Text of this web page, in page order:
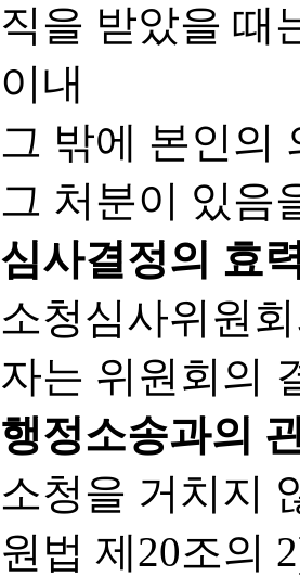
직을 받았을 때
이내
그 밖에 본인의
그 처분이 있음
심사결정의 효
소청심사위원
자는 위원회의
행정소송과의
소청을 거치지
원법 제20조의